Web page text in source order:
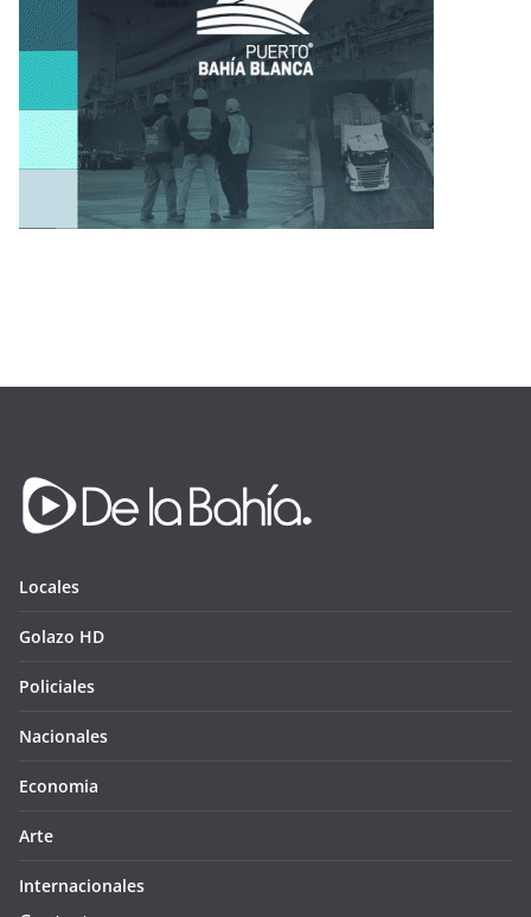
Locales
Golazo HD
Policiales
Nacionales
Economia
Arte
Internacionales